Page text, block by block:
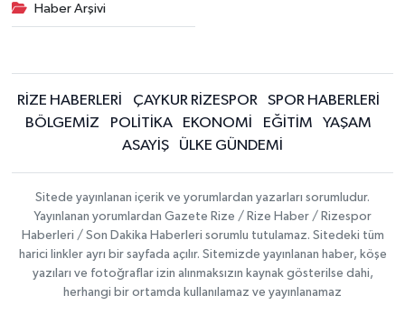
Haber Arşivi
RİZE HABERLERİ ÇAYKUR RİZESPOR
SPOR HABERLERİ
BÖLGEMİZ
POLİTİKA EKONOMİ EĞİTİM
YAŞAM
ASAYİŞ
ÜLKE GÜNDEMİ
Sitede yayınlanan içerik ve yorumlardan yazarları sorumludur.
Yayınlanan yorumlardan Gazete Rize / Rize Haber / Rizespor
Haberleri / Son Dakika Haberleri sorumlu tutulamaz. Sitedeki tüm
harici linkler ayrı bir sayfada açılır. Sitemizde yayınlanan haber, köşe
yazıları ve fotoğraflar izin alınmaksızın kaynak gösterilse dahi,
herhangi bir ortamda kullanılamaz ve yayınlanamaz